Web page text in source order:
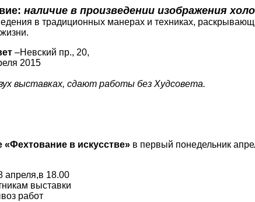
наличие в произведении изображения
в традиционных манерах и техниках,
–Невский пр., 20,
2015
выставках, сдают работы без Худсовета.
«Фехтование в искусстве» в первый понедельник
апреля,в 18.00
выставки
работ